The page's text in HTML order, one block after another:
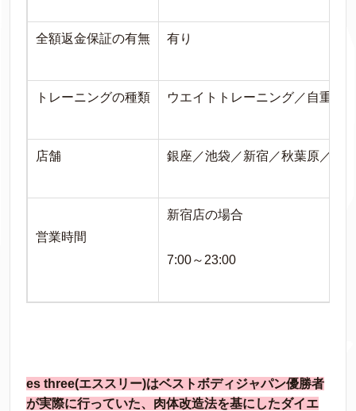
全額返金保証の有無 有り
トレーニングの種類 ウエイトトレーニング／自重ト
店舗 銀座／池袋／新宿／秋葉原／
営業時間
新宿店の場合
7:00～23:00
es three(エススリー)はベストボディジャパン優勝者
が実際に行っていた、肉体改造法を基にしたダイエ